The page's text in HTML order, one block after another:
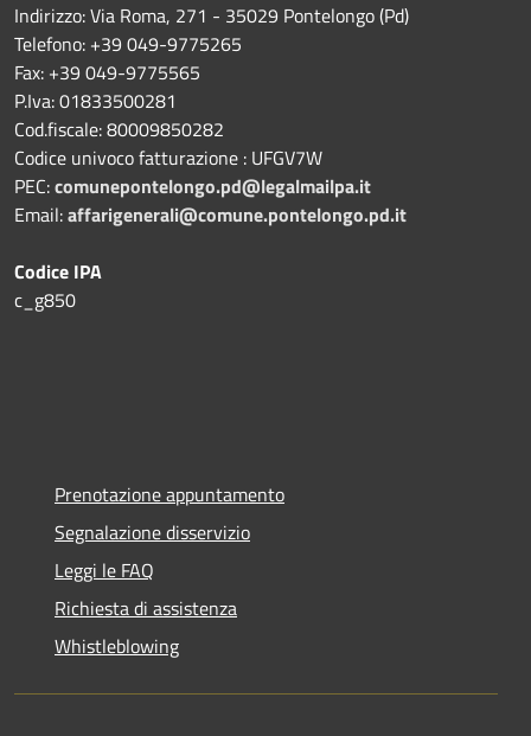
Indirizzo: Via Roma, 271 - 35029 Pontelongo (Pd)
Telefono: +39 049-9775265
Fax: +39 049-9775565
P.Iva: 01833500281
Cod.fiscale: 80009850282
Codice univoco fatturazione : UFGV7W
PEC:comunepontelongo.pd@legalmailpa.it
Email:affarigenerali@comune.pontelongo.pd.it
Codice IPA
c_g850
Prenotazione appuntamento
Segnalazione disservizio
Leggi le FAQ
Richiesta di assistenza
Whistleblowing